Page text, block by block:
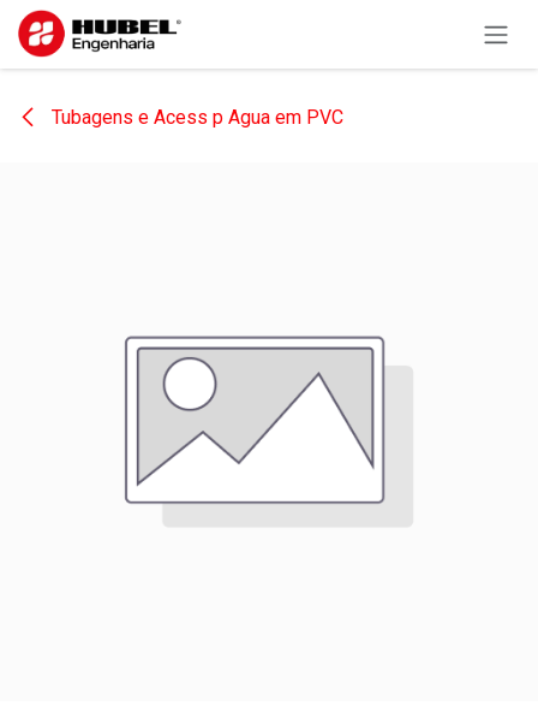
Pular para o conteúdo
Tubagens e Acess p Agua em PVC